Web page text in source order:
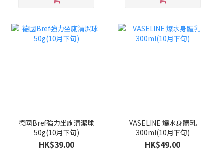
德國Bref強力坐廁清潔球
50g(10月下旬)
HK$39.00
VASELINE 爆水身體乳
300ml(10月下旬)
HK$49.00